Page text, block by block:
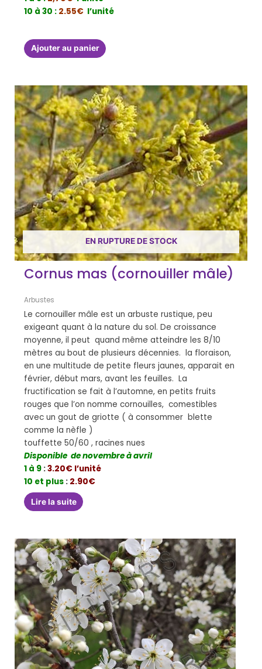
10 à 30 : 2.55€ l’unité
Ajouter au panier
EN RUPTURE DE STOCK
Cornus mas (cornouiller mâle)
Arbustes
Le cornouiller mâle est un arbuste rustique, peu
exigeant quant à la nature du sol. De croissance
moyenne, il peut quand même atteindre les 8/10
mètres au bout de plusieurs décennies. la floraison,
en une multitude de petite fleurs jaunes, apparait en
février, début mars, avant les feuilles. La
fructification se fait à l’automne, en petits fruits
rouges que l’on nomme cornouilles, comestibles
avec un gout de griotte ( à consommer blette
comme la nèfle )
touffette 50/60 , racines nues
Disponible de novembre à avril
1 à 9 :3.20€ l’unité
10 et plus : 2.90€
Lire la suite